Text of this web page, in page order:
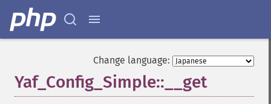
Change language:
Yaf_Config_Simple::__get